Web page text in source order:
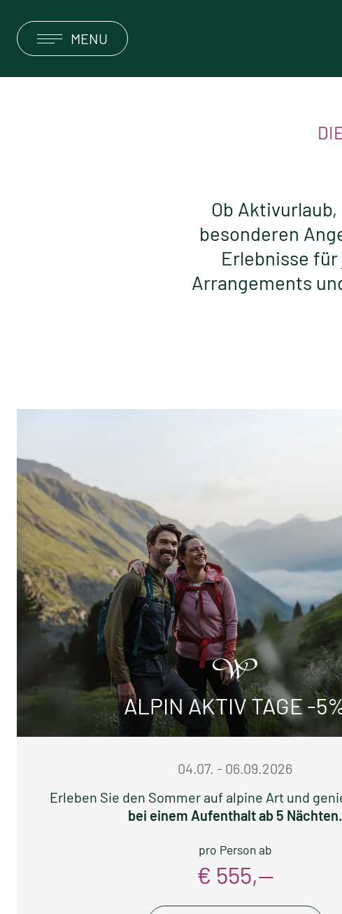
MENU
Ob
besonderen
Erlebnisse für
Arrangements
ALPIN AKTIV TAGE -
04.07. - 06.09.2026
Erleben Sie den Sommer auf alpine Art und
bei einem Aufenthalt ab 5 Nächten.
pro Person ab
€ 555,—
ANGEBOTE & PAUSCHALEN
RESTAURANT & SONNENTERRASSE